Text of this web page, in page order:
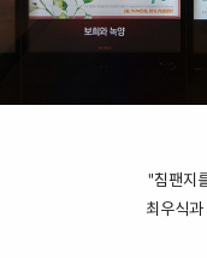
"침팬지
최우식